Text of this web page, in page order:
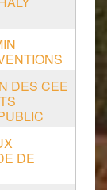
DES CEE
DE